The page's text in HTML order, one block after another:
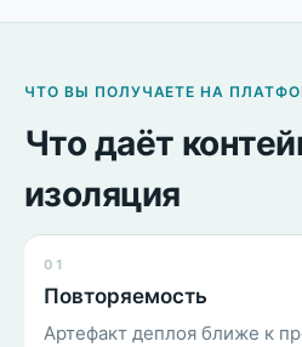
ЧТО ВЫ ПОЛУЧАЕТЕ НА
Что даёт
изоляция
01
Повторяемость
Артефакт деплоя ближе к